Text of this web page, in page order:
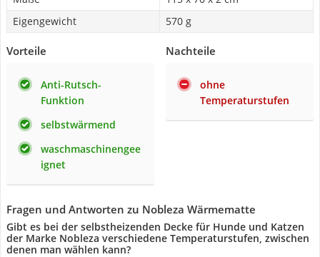
Eigengewicht
570 g
Vorteile
Anti-Rutsch-
Funktion
selbstwärmend
waschmaschinengee
ignet
Nachteile
ohne
Temperaturstufen
Fragen und Antworten zu Nobleza Wärmematte
Gibt es bei der selbstheizenden Decke für Hunde und Katzen
der Marke Nobleza verschiedene Temperaturstufen, zwischen
denen man wählen kann?